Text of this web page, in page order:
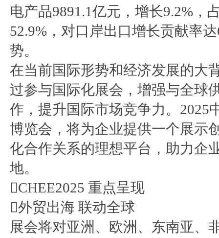
电产品9891.1亿元，增长9.2%，
52.9%，对口岸出口增长贡献率
势。
在当前国际形势和经济发展的大
过参与国际化展会，增强与全球
作，提升国际市场竞争力。2025
博览会，将为企业提供一个展示
化合作关系的理想平台，助力企
地。
CHEE2025 重点呈现
外贸出海 联动全球
展会将对亚洲、欧洲、东南亚、